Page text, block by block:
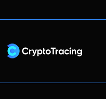
Inhalt